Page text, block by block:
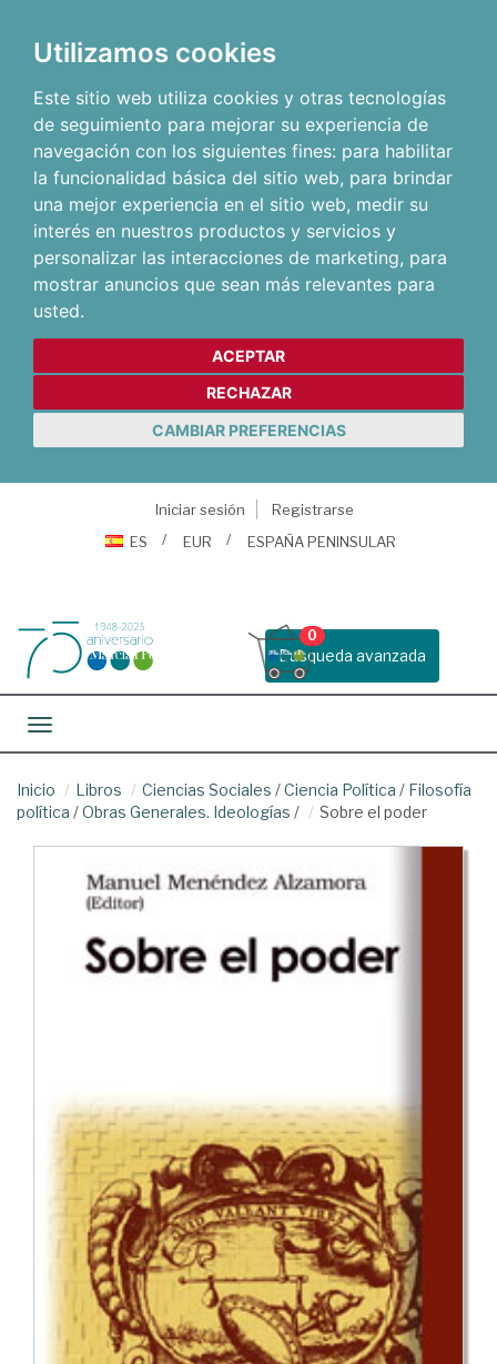
Utilizamos cookies
Este sitio web utiliza cookies y otras tecnologías
de seguimiento para mejorar su experiencia de
navegación con los siguientes fines: para habilitar
la funcionalidad básica del sitio web, para brindar
una mejor experiencia en el sitio web, medir su
interés en nuestros productos y servicios y
personalizar las interacciones de marketing, para
mostrar anuncios que sean más relevantes para
usted.
ACEPTAR
RECHAZAR
CAMBIAR PREFERENCIAS
Iniciar sesión
Registrarse
ES
EUR ESPAÑA PENINSULAR
Busqueda avanzada
0
Toggle navigation
Inicio Libros Ciencias Sociales /Ciencia Política / Filosofía
política /Obras Generales. Ideologías / Sobre el poder